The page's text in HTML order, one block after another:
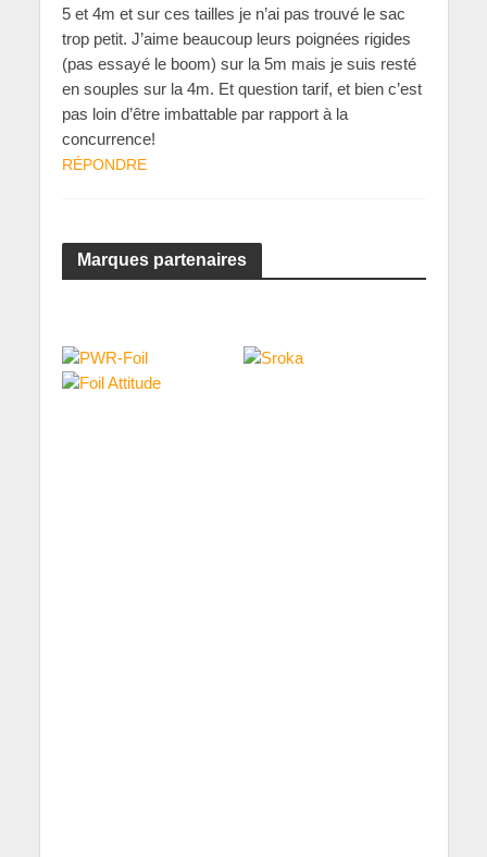
5 et 4m et sur ces tailles je n’ai pas trouvé le sac
trop petit. J’aime beaucoup leurs poignées rigides
(pas essayé le boom) sur la 5m mais je suis resté
en souples sur la 4m. Et question tarif, et bien c’est
pas loin d’être imbattable par rapport à la
concurrence!
RÉPONDRE
Marques partenaires